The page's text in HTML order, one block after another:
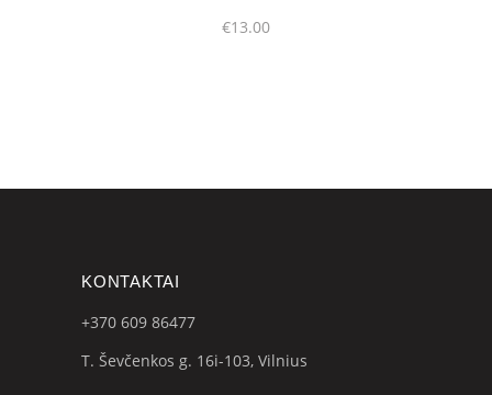
€13.00
KONTAKTAI
+370 609 86477
T. Ševčenkos g. 16i-103, Vilnius